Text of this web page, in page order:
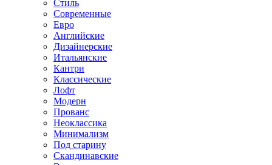
Стиль
Современные
Евро
Английские
Дизайнерские
Итальянские
Кантри
Классические
Лофт
Модерн
Прованс
Неоклассика
Минимализм
Под старину
Скандинавские